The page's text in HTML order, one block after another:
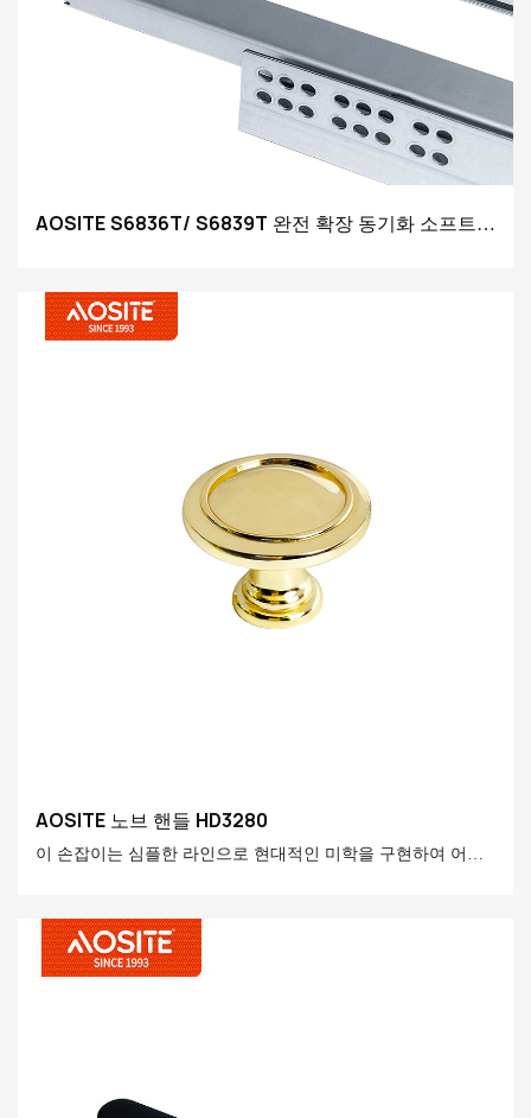
AOSITE S6836T/ S6839T 완전 확장 동기화 소프트
AOSITE 노브 핸들 HD3280
이 손잡이는 심플한 라인으로 현대적인 미학을 구현하여 어떤
엄 아연 합금으로 제작되었으며 기능성과 미학성을 완벽하게
결합했습니다.